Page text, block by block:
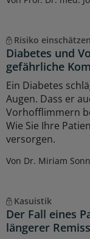
Risiko
Diabetes und
gefährliche
Ein Diabetes
Augen. Dass er
Vorhofflimmern
Wie Sie Ihre
versorgen.
Von Dr. Miriam
Kasuistik
Der Fall eines
längerer